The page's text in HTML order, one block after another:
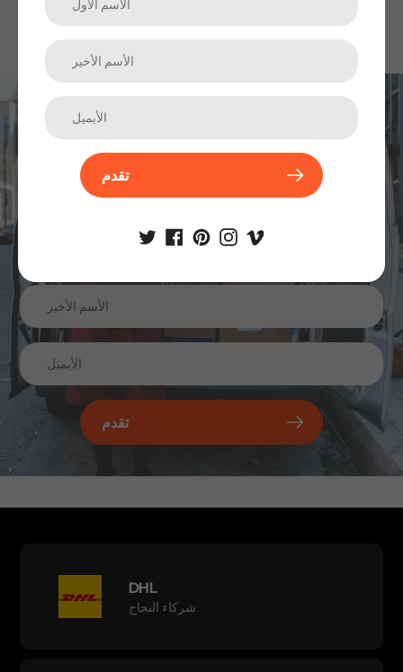
اشترك في نشرتنا الإخبارية
الترقيات والمنتجات الجديدة والمبيعات. مباشرة إلى صندوق الوارد
تقدم
DHL
شركاء النجاح
تقدم